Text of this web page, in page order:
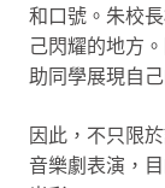
和口號。朱校
己閃耀的地方
助同學展現自
因此，不只限
音樂劇表演，